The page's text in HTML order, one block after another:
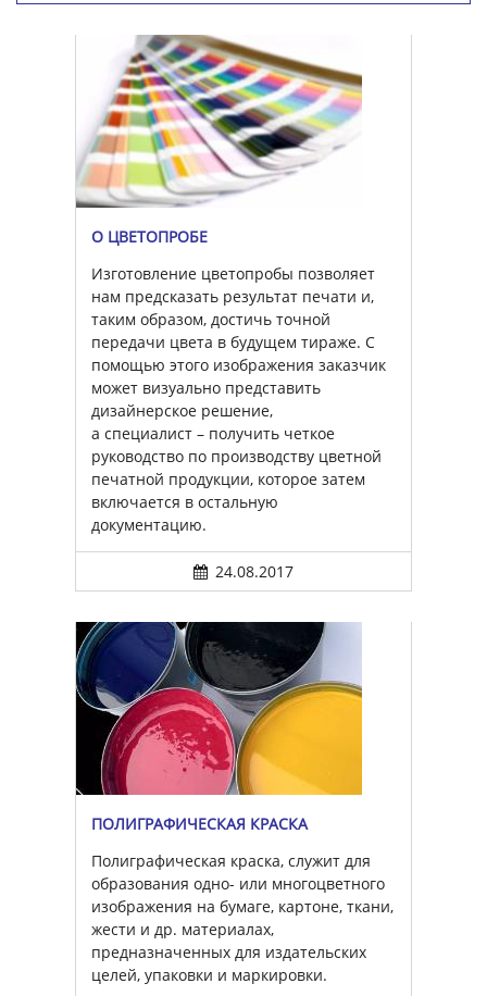
О ЦВЕТОПРОБЕ
Изготовление цветопробы позволяет
нам предсказать результат печати и,
таким образом, достичь точной
передачи цвета в будущем тираже. С
помощью этого изображения заказчик
может визуально представить
дизайнерское решение,
а специалист – получить четкое
руководство по производству цветной
печатной продукции, которое затем
включается в остальную
документацию.
24.08.2017
ПОЛИГРАФИЧЕСКАЯ КРАСКА
Полиграфическая краска, служит для
образования одно- или многоцветного
изображения на бумаге, картоне, ткани,
жести и др. материалах,
предназначенных для издательских
целей, упаковки и маркировки.